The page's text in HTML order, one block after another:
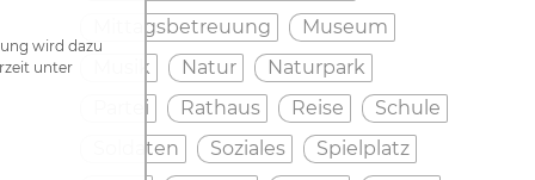
Mittagsbetreuung
Museum
Musik
Natur
Naturpark
Partei
Rathaus Reise
Schule
Soldaten
Soziales
Spielplatz
wird dazu
unter